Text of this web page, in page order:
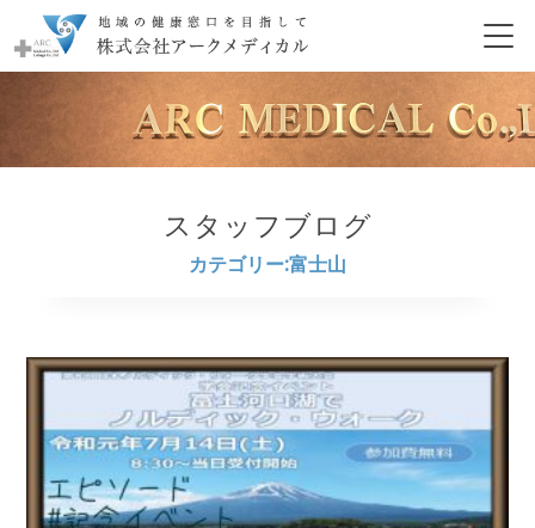
スタッフブログ
カテゴリー:富士山